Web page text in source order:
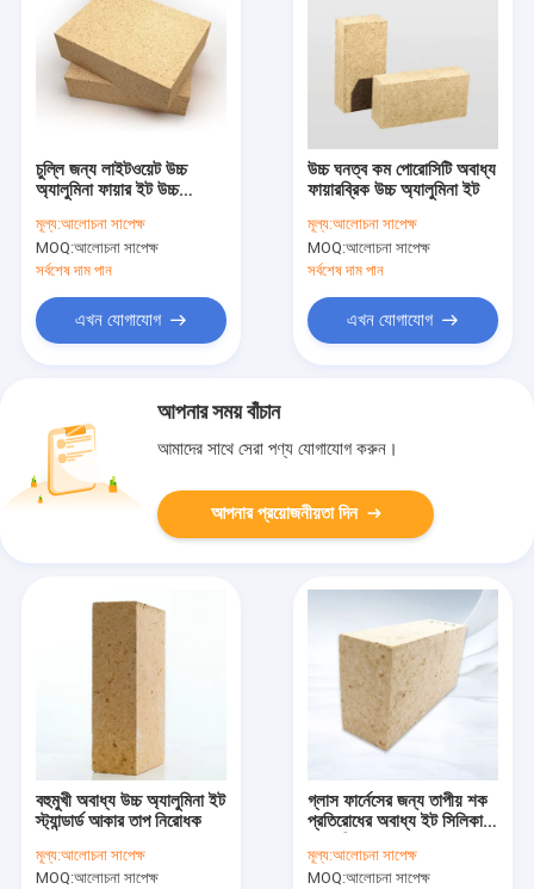
চুল্লি জন্য লাইটওয়েট উচ্চ
অ্যালুমিনা ফায়ার ইট উচ্চ
মূল্য:আলোচনা সাপেক্ষ
MOQ:আলোচনা সাপেক্ষ
সর্বশেষ দাম পান
এখন যোগাযোগ
উচ্চ ঘনত্ব কম পোরোসিটি অবাধ্য
ফায়ারব্রিক উচ্চ অ্যালুমিনা ইট
মূল্য:আলোচনা সাপেক্ষ
MOQ:আলোচনা সাপেক্ষ
সর্বশেষ দাম পান
এখন যোগাযোগ
আপনার সময় বাঁচান
আমাদের সাথে সেরা পণ্য যোগাযোগ করুন।
আপনার প্রয়োজনীয়তা দিন
বহুমুখী অবাধ্য উচ্চ অ্যালুমিনা ইট
স্ট্যান্ডার্ড আকার তাপ নিরোধক
মূল্য:আলোচনা সাপেক্ষ
MOQ:আলোচনা সাপেক্ষ
গ্লাস ফার্নেসের জন্য তাপীয় শক
প্রতিরোধের অবাধ্য ইট সিলিকা
মূল্য:আলোচনা সাপেক্ষ
MOQ:আলোচনা সাপেক্ষ